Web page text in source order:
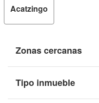
Acatzingo
Zonas cercanas
Tipo inmueble